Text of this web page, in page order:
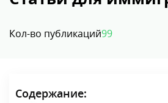
Кол-во публикаций99
Содержание: